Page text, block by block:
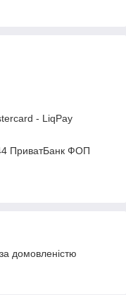
- LiqPay
ПриватБанк ФОП
домовленістю